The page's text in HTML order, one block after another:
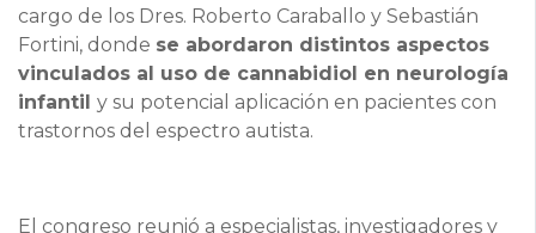
cargo de los Dres. Roberto Caraballo y Sebastián
Fortini, donde se abordaron distintos aspectos
vinculados al uso de cannabidiol en neurología
infantil y su potencial aplicación en pacientes con
trastornos del espectro autista.
El congreso reunió a especialistas, investigadores y